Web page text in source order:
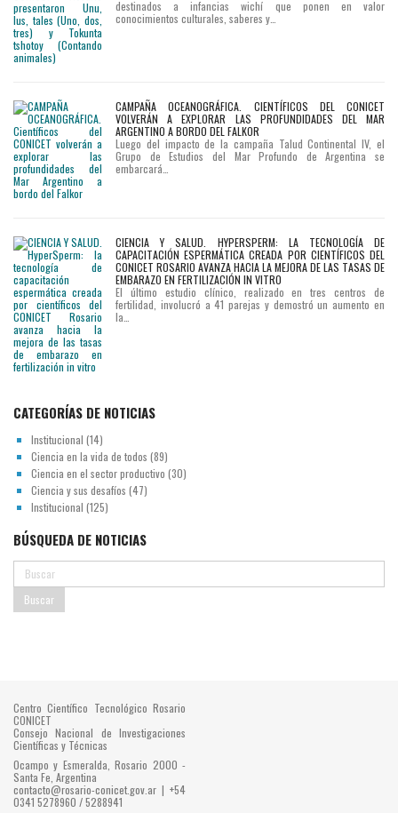
destinados a infancias wichí que ponen en valor
conocimientos culturales, saberes y…
CAMPAÑA OCEANOGRÁFICA. CIENTÍFICOS DEL CONICET
VOLVERÁN A EXPLORAR LAS PROFUNDIDADES DEL MAR
ARGENTINO A BORDO DEL FALKOR
Luego del impacto de la campaña Talud Continental IV, el
Grupo de Estudios del Mar Profundo de Argentina se
embarcará…
CIENCIA Y SALUD. HYPERSPERM: LA TECNOLOGÍA DE
CAPACITACIÓN ESPERMÁTICA CREADA POR CIENTÍFICOS DEL
CONICET ROSARIO AVANZA HACIA LA MEJORA DE LAS TASAS DE
EMBARAZO EN FERTILIZACIÓN IN VITRO
El último estudio clínico, realizado en tres centros de
fertilidad, involucró a 41 parejas y demostró un aumento en
la…
CATEGORÍAS DE NOTICIAS
Institucional (14)
Ciencia en la vida de todos (89)
Ciencia en el sector productivo (30)
Ciencia y sus desafíos (47)
Institucional (125)
BÚSQUEDA DE NOTICIAS
Centro Científico Tecnológico Rosario
CONICET
Consejo Nacional de Investigaciones
Científicas y Técnicas
Ocampo y Esmeralda, Rosario 2000 -
Santa Fe, Argentina
contacto@rosario-conicet.gov.ar | +54
0341 5278960 / 5288941